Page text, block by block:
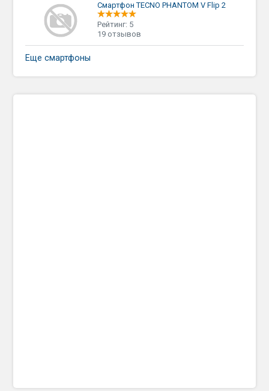
Смартфон TECNO PHANTOM V Flip 2
Рейтинг: 5
19 отзывов
Еще смартфоны